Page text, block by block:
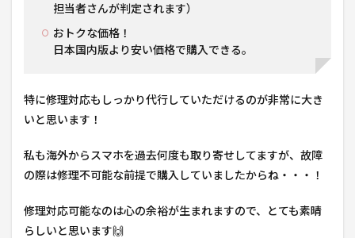
担当者さんが判定されます）
おトクな価格！
日本国内版より安い価格で購入できる。
特に修理対応もしっかり代行していただけるのが非常に大き
いと思います！
私も海外からスマホを過去何度も取り寄せしてますが、故障
の際は修理不可能な前提で購入していましたからね・・・！
修理対応可能なのは心の余裕が生まれますので、とても素晴
らしいと思います🙌